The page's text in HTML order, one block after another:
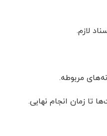
لازم.
مربوطه.
تا زمان انجام نهایی.